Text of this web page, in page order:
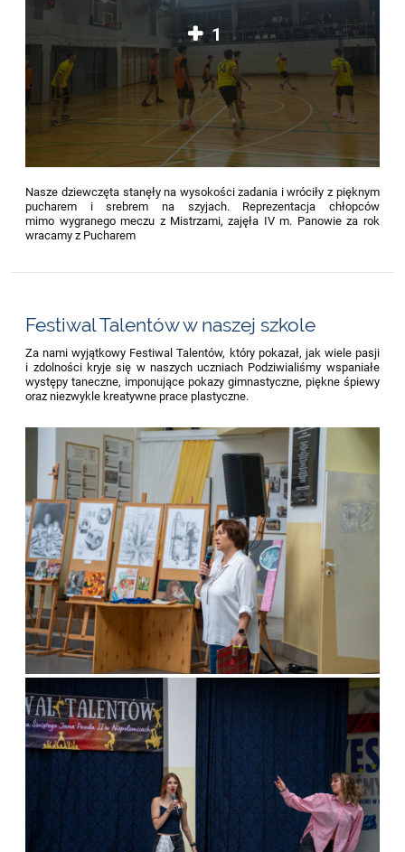
1
Nasze dziewczęta stanęły na wysokości zadania i wróciły z pięknym
pucharem i srebrem na szyjach. Reprezentacja chłopców
mimo wygranego meczu z Mistrzami, zajęła IV m. Panowie za rok
wracamy z Pucharem
Festiwal Talentów w naszej szkole
Za nami wyjątkowy Festiwal Talentów, który pokazał, jak wiele pasji
i zdolności kryje się w naszych uczniach Podziwialiśmy wspaniałe
występy taneczne, imponujące pokazy gimnastyczne, piękne śpiewy
oraz niezwykle kreatywne prace plastyczne.